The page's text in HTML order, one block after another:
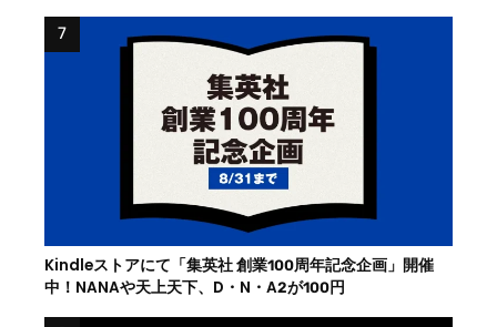
Kindleストアにて「集英社 創業100周年記念企画」開催
中！NANAや天上天下、D・N・A2が100円